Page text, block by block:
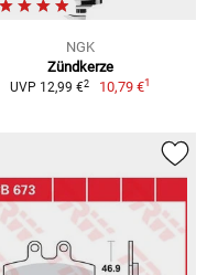
NGK
Zündkerze
UVP 12,99 €2 10,79 €1